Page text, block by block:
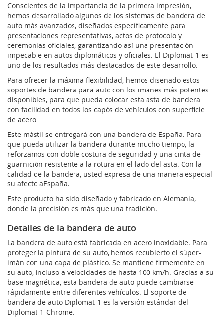
Conscientes de la importancia de la primera impresión,
hemos desarrollado algunos de los sistemas de bandera de
auto más avanzados, diseñados específicamente para
presentaciones representativas, actos de protocolo y
ceremonias oficiales, garantizando así una presentación
impecable en autos diplomáticos y oficiales. El Diplomat-1 es
uno de los resultados más destacados de este desarrollo.
Para ofrecer la máxima flexibilidad, hemos diseñado estos
soportes de bandera para auto con los imanes más potentes
disponibles, para que pueda colocar esta asta de bandera
con facilidad en todos los capós de vehículos con superficie
de acero.
Este mástil se entregará con una bandera de España. Para
que pueda utilizar la bandera durante mucho tiempo, la
reforzamos con doble costura de seguridad y una cinta de
guarnición resistente a la rotura en el lado del asta. Con la
calidad de la bandera, usted expresa de una manera especial
su afecto aEspaña.
Este producto ha sido diseñado y fabricado en Alemania,
donde la precisión es más que una tradición.
Detalles de la bandera de auto
La bandera de auto está fabricada en acero inoxidable. Para
proteger la pintura de su auto, hemos recubierto el súper-
imán con una capa de plástico. Se mantiene firmemente en
su auto, incluso a velocidades de hasta 100 km/h. Gracias a su
base magnética, esta bandera de auto puede cambiarse
rápidamente entre diferentes vehículos. El soporte de
bandera de auto Diplomat-1 es la versión estándar del
Diplomat-1-Chrome.